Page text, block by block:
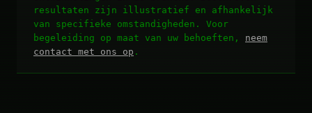
resultaten zijn illustratief en afhankelijk
van specifieke omstandigheden. Voor
begeleiding op maat van uw behoeften, neem
contact met ons op .